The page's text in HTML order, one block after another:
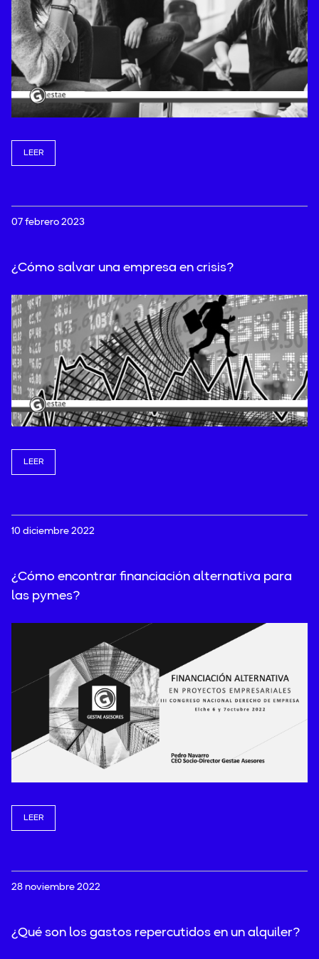
LEER
07 febrero 2023
¿Cómo salvar una empresa en crisis?
LEER
10 diciembre 2022
¿Cómo encontrar financiación alternativa para
las pymes?
LEER
28 noviembre 2022
¿Qué son los gastos repercutidos en un alquiler?